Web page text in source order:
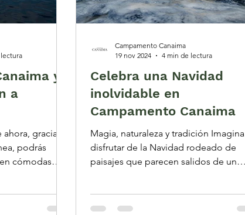
y
a
gracias a
podrás
cómodas
Celebra una Navidad
inolvidable en
Campamento Canaima
Magia, naturaleza y tradición Imagina
disfrutar de la Navidad rodeado de
paisajes que parecen salidos de un
Campamento Canaima
19 nov 2024
4 min de lectura